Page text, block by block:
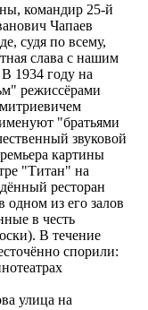
командир 25-й
Чапаев
судя по всему,
слава с нашим
1934 году на
режиссёрами
"братьями
звуковой
картины
"Титан" на
ресторан
из его залов
в честь
В течение
спорили:
улица на